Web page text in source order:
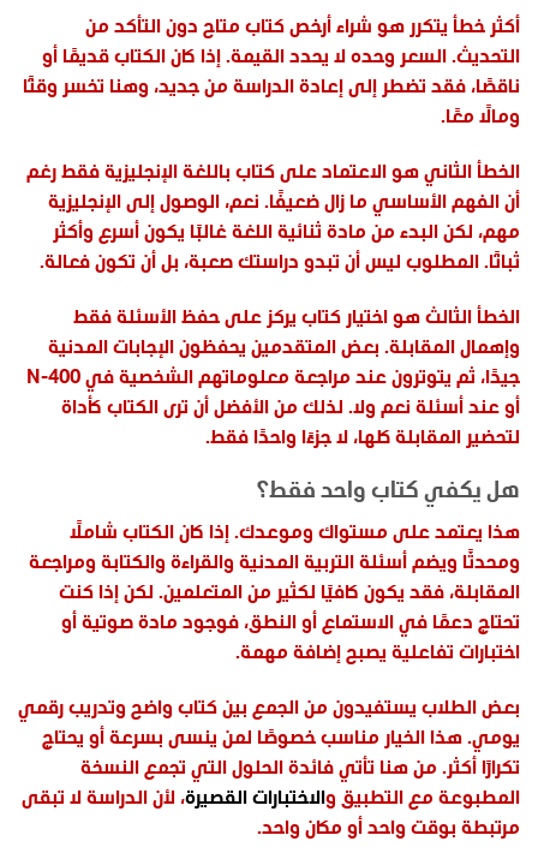
أكثر خطأ يتكرر هو شراء أرخص كتاب متاح دون التأكد من
التحديث. السعر وحده لا يحدد القيمة. إذا كان الكتاب قديمًا أو
ناقصًا، فقد تضطر إلى إعادة الدراسة من جديد، وهنا تخسر وقتًا
ومالًا معًا.
الخطأ الثاني هو الاعتماد على كتاب باللغة الإنجليزية فقط رغم
أن الفهم الأساسي ما زال ضعيفًا. نعم، الوصول إلى الإنجليزية
مهم، لكن البدء من مادة ثنائية اللغة غالبًا يكون أسرع وأكثر
ثباتًا. المطلوب ليس أن تبدو دراستك صعبة، بل أن تكون فعالة.
الخطأ الثالث هو اختيار كتاب يركز على حفظ الأسئلة فقط
وإهمال المقابلة. بعض المتقدمين يحفظون الإجابات المدنية
جيدًا، ثم يتوترون عند مراجعة معلوماتهم الشخصية في N-400
أو عند أسئلة نعم ولا. لذلك من الأفضل أن ترى الكتاب كأداة
لتحضير المقابلة كلها، لا جزءًا واحدًا فقط.
هل يكفي كتاب واحد فقط؟
هذا يعتمد على مستواك وموعدك. إذا كان الكتاب شاملًا
ومحدثًا ويضم أسئلة التربية المدنية والقراءة والكتابة ومراجعة
المقابلة، فقد يكون كافيًا لكثير من المتعلمين. لكن إذا كنت
تحتاج دعمًا في الاستماع أو النطق، فوجود مادة صوتية أو
اختبارات تفاعلية يصبح إضافة مهمة.
بعض الطلاب يستفيدون من الجمع بين كتاب واضح وتدريب رقمي
يومي. هذا الخيار مناسب خصوصًا لمن ينسى بسرعة أو يحتاج
تكرارًا أكثر. من هنا تأتي فائدة الحلول التي تجمع النسخة
المطبوعة مع التطبيق والاختبارات القصيرة، لأن الدراسة لا تبقى
مرتبطة بوقت واحد أو مكان واحد.